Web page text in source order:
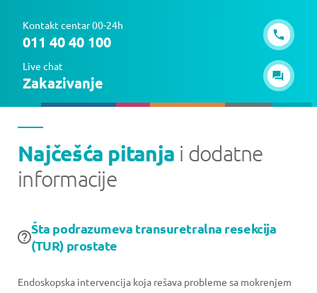
Kontakt centar 00-24h
011 40 40 100
Live chat
Zakazivanje
Najčešća pitanja i dodatne
informacije
Šta podrazumeva transuretralna resekcija
(TUR) prostate
Endoskopska intervencija koja rešava probleme sa mokrenjem